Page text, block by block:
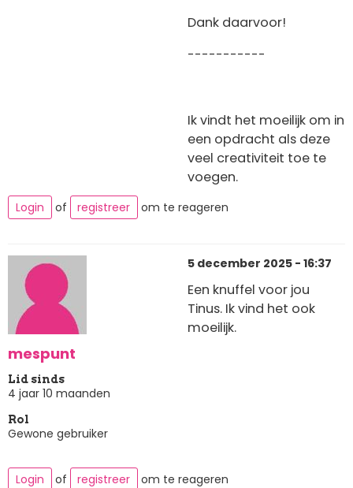
Dank daarvoor!
-----------
Ik vindt het moeilijk om in
een opdracht als deze
veel creativiteit toe te
voegen.
Login of registreer om te reageren
mespunt
Lid sinds
4 jaar 10 maanden
Rol
Gewone gebruiker
5 december 2025 - 16:37
Een knuffel voor jou
Tinus. Ik vind het ook
moeilijk.
Login of registreer om te reageren